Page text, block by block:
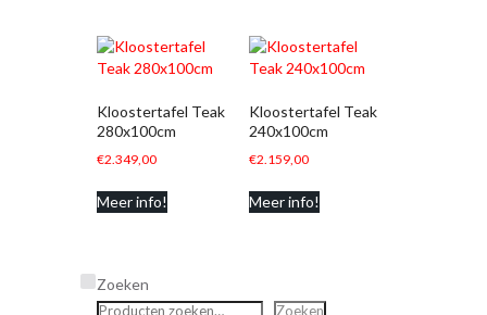
Kloostertafel Teak
280x100cm
€2.349,00
Meer info!
Kloostertafel Teak
240x100cm
€2.159,00
Meer info!
Zoeken
Zoeken